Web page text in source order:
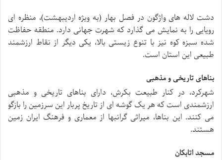
دشت لاله های واژگون در فصل بهار (به ویژه اردیبهشت)، منظره ای
رویایی را به نمایش می گذارد که شهرت جهانی دارد. منطقه حفاظت
شده سبزه کوه نیز با تنوع زیستی بالا، یکی دیگر از نقاط ارزشمند
طبیعی این استان است.
بناهای تاریخی و مذهبی
شهرکرد، در کنار طبیعت بکرش، دارای بناهای تاریخی و مذهبی
ارزشمندی است که هر یک گوشه ای از تاریخ پربار این سرزمین را بازگو
می کنند. این بناها، میراثی گرانبها از معماری و فرهنگ ایران زمین
هستند.
مسجد اتابکان